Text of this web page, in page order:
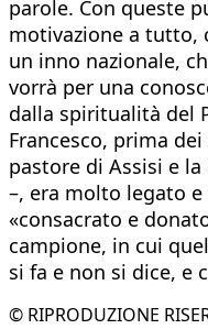
parole. Con queste
motivazione a tutto,
un inno nazionale,
vorrà per una
dalla spiritualità del
Francesco, prima
pastore di Assisi e
–, era molto legato
«consacrato e
campione, in cui
si fa e non si dice, e
© RIPRODUZIONE